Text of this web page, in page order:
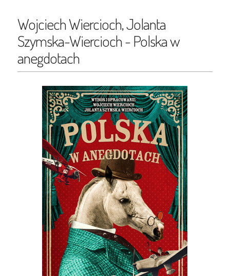
Wojciech Wiercioch, Jolanta
Szymska-Wiercioch - Polska w
anegdotach